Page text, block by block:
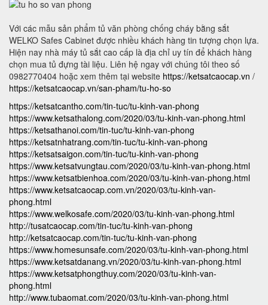
Với các mẫu sản phẩm tủ văn phòng chống cháy bằng sắt
WELKO Safes Cabinet được nhiều khách hàng tin tượng chọn lựa.
Hiện nay nhà máy tủ sắt cao cấp là địa chỉ uy tín để khách hàng
chọn mua tủ đựng tài liệu. Liên hệ ngay với chúng tôi theo số
0982770404 hoặc xem thêm tại website https://ketsatcaocap.vn /
https://ketsatcaocap.vn/san-pham/tu-ho-so
https://ketsatcantho.com/tin-tuc/tu-kinh-van-phong
https://www.ketsathalong.com/2020/03/tu-kinh-van-phong.html
https://ketsathanoi.com/tin-tuc/tu-kinh-van-phong
https://ketsatnhatrang.com/tin-tuc/tu-kinh-van-phong
https://ketsatsaigon.com/tin-tuc/tu-kinh-van-phong
https://www.ketsatvungtau.com/2020/03/tu-kinh-van-phong.html
https://www.ketsatbienhoa.com/2020/03/tu-kinh-van-phong.html
https://www.ketsatcaocap.com.vn/2020/03/tu-kinh-van-
phong.html
https://www.welkosafe.com/2020/03/tu-kinh-van-phong.html
http://tusatcaocap.com/tin-tuc/tu-kinh-van-phong
http://ketsatcaocap.com/tin-tuc/tu-kinh-van-phong
https://www.homesunsafe.com/2020/03/tu-kinh-van-phong.html
https://www.ketsatdanang.vn/2020/03/tu-kinh-van-phong.html
https://www.ketsatphongthuy.com/2020/03/tu-kinh-van-
phong.html
http://www.tubaomat.com/2020/03/tu-kinh-van-phong.html